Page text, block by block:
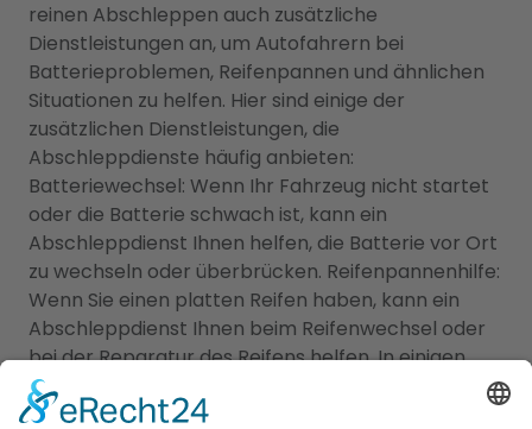
reinen Abschleppen auch zusätzliche
Dienstleistungen an, um Autofahrern bei
Batterieproblemen, Reifenpannen und ähnlichen
Situationen zu helfen. Hier sind einige der
zusätzlichen Dienstleistungen, die
Abschleppdienste häufig anbieten:
Batteriewechsel: Wenn Ihr Fahrzeug nicht startet
oder die Batterie schwach ist, kann ein
Abschleppdienst Ihnen helfen, die Batterie vor Ort
zu wechseln oder überbrücken. Reifenpannenhilfe:
Wenn Sie einen platten Reifen haben, kann ein
Abschleppdienst Ihnen beim Reifenwechsel oder
bei der Reparatur des Reifens helfen. In einigen
Fällen können sie auch einen Ersatzreifen zur
Verfügung stellen. Kraftstofflieferung: Wenn Ihnen